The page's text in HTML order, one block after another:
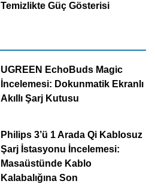
Temizlikte Güç Gösterisi
UGREEN EchoBuds Magic
İncelemesi: Dokunmatik Ekranlı
Akıllı Şarj Kutusu
Philips 3’ü 1 Arada Qi Kablosuz
Şarj İstasyonu İncelemesi:
Masaüstünde Kablo
Kalabalığına Son